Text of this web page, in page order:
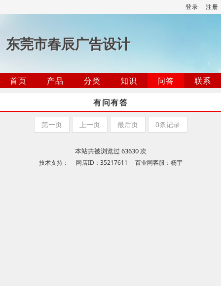
登录 注册
东莞市春辰广告设计
首页 产品 分类 知识 问答
联系
有问有答
第一页 上一页 最后页 0条记录
本站共被浏览过 63630 次
技术支持： 网店ID：35217611 百业网客服：杨宇